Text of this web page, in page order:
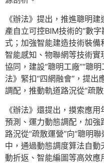
《辦法》提出，推進聰明
產自立可控BIM技術的“數
式；加強智能建造技術裝備
智能感知、物聯網等技術
協同，建設“聰明工廠”“聰
法》緊扣“四網融會”，提
調配，推動軌道路況從“疏
《辦法》還提出，摸索應
預測、運力動態調配，加
路況從“疏散運營”向“聰明
中，通過動態調度算法自
動折返、智能編圖等高效